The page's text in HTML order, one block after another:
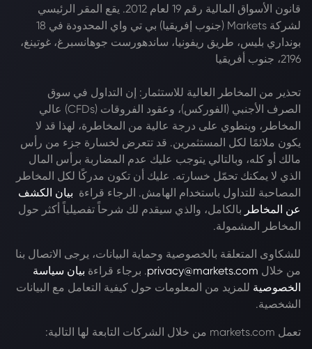
قانون الأسواق المالية رقم 19 لعام 2012. يقع المقر الرئيسي
لشركة Markets (جنوب إفريقيا) بي تي واي المحدودة في 18
بونداري بليس، طريق ريفونيا، ساندهورست جوهانسبرغ، غوتينغ،
2196، جنوب أفريقيا
تحذير من المخاطر العالية للاستثمار: إن التداول في سوق
الصرف الأجنبي (الفوركس)، وعقود الفروقات (CFDs) عالي
المخاطر، وينطوي على درجة عالية من المخاطرة، لهذا قد لا
يكون ملائمًا لكل المستثمرين. قد تتعرض لخسارة جزء من رأس
مالك أو كله، وبالتالي يتوجب عليك عدم المضاربة برأس المال
الذي لا يمكنك تحمّل خسارته. عليك أن تكون مدركًا لكل المخاطر
المصاحبة للتداول باستخدام الهامش. الرجاء قراءة بيان الكشف
عن المخاطر بالكامل، والذي سيقدم لك شرحاً تفصيلياً أكثر حول
المخاطر المشمولة.
للشكاوى المتعلقة بالخصوصية وحماية البيانات، يرجى الاتصال بنا
من خلال privacy@markets.com. برجاء قراءة بيان سياسة
الخصوصية للمزيد من المعلومات حول كيفية التعامل مع البيانات
الشخصية.
تعمل markets.com من خلال الشركات التابعة لها التالية: